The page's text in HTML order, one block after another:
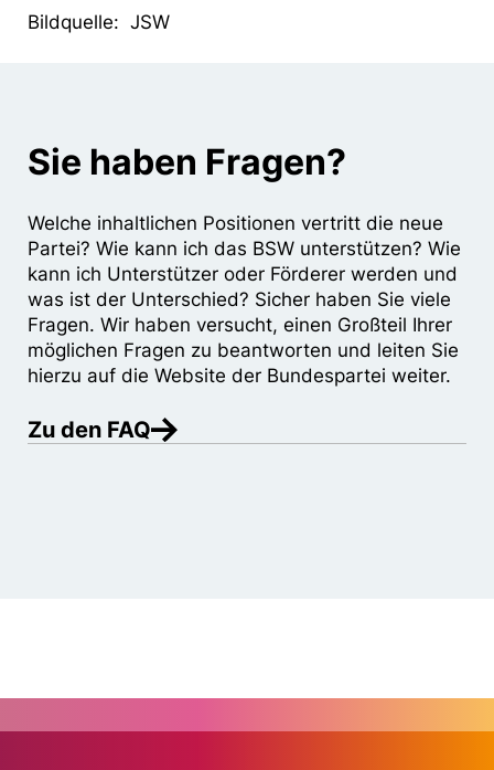
Bildquelle: JSW
Sie haben Fragen?
Welche inhaltlichen Positionen vertritt die neue
Partei? Wie kann ich das BSW unterstützen? Wie
kann ich Unterstützer oder Förderer werden und
was ist der Unterschied? Sicher haben Sie viele
Fragen. Wir haben versucht, einen Großteil Ihrer
möglichen Fragen zu beantworten und leiten Sie
hierzu auf die Website der Bundespartei weiter.
Zu den FAQ